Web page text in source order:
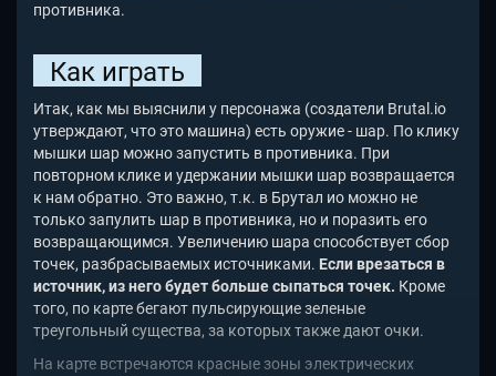
противника.
Как играть
Итак, как мы выяснили у персонажа (создатели Brutal.io
утверждают, что это машина) есть оружие - шар. По клику
мышки шар можно запустить в противника. При
повторном клике и удержании мышки шар возвращается
к нам обратно. Это важно, т.к. в Брутал ио можно не
только запулить шар в противника, но и поразить его
возвращающимся. Увеличению шара способствует сбор
точек, разбрасываемых источниками. Если врезаться в
источник, из него будет больше сыпаться точек. Кроме
того, по карте бегают пульсирующие зеленые
треугольный существа, за которых также дают очки.
На карте встречаются красные зоны электрических